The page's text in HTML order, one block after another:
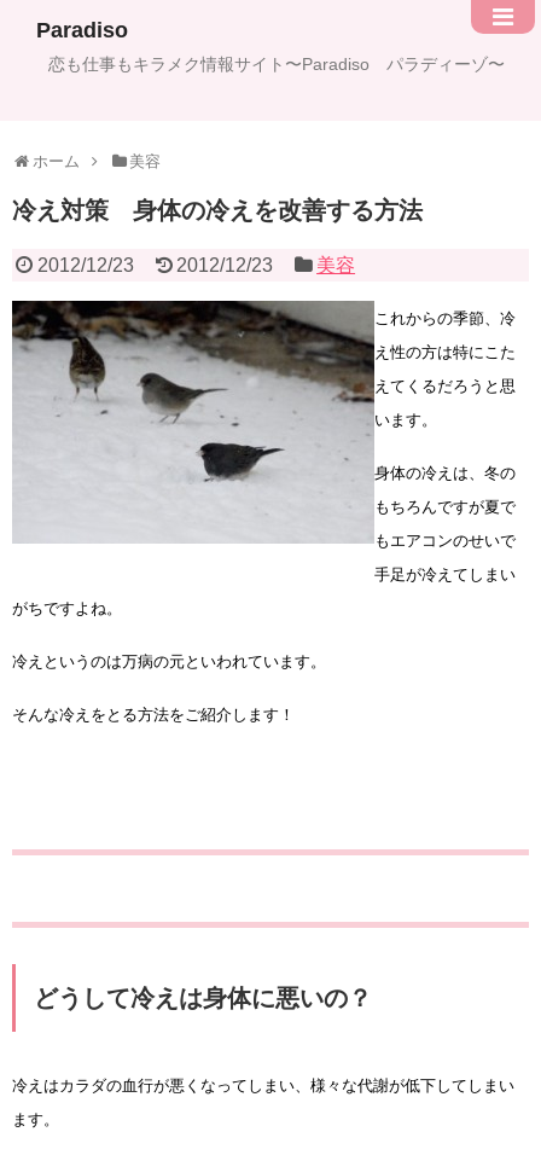
Paradiso
恋も仕事もキラメク情報サイト〜Paradiso パラディーゾ〜
ホーム 美容
冷え対策 身体の冷えを改善する方法
2012/12/23 2012/12/23 美容
これからの季節、冷
え性の方は特にこた
えてくるだろうと思
います。
身体の冷えは、冬の
もちろんですが夏で
もエアコンのせいで
手足が冷えてしまい
がちですよね。
冷えというのは万病の元といわれています。
そんな冷えをとる方法をご紹介します！
どうして冷えは身体に悪いの？
冷えはカラダの血行が悪くなってしまい、様々な代謝が低下してしまい
ます。